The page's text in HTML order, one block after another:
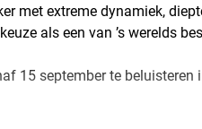
met extreme dynamiek,
als een van ’s werelds
15 september te beluisteren